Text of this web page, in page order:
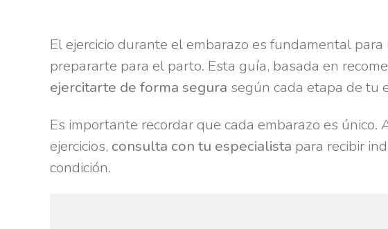
El ejercicio durante el embarazo es fundamental
prepararte para el parto. Esta guía, basada en
ejercitarte de forma segura según cada etapa de tu
Es importante recordar que cada embarazo es
ejercicios, consulta con tu especialista para recibir
condición.